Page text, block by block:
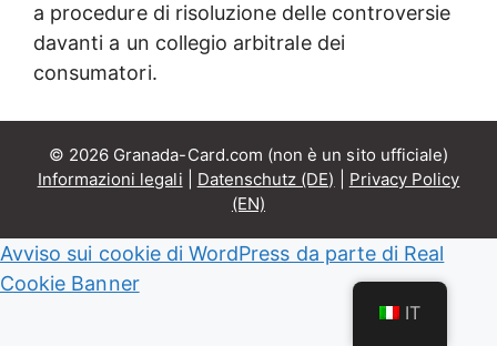
a procedure di risoluzione delle controversie
davanti a un collegio arbitrale dei
consumatori.
© 2026 Granada-Card.com (non è un sito ufficiale)
Informazioni legali
Datenschutz (DE)
Privacy Policy
(EN)
IT
Avviso sui cookie di WordPress da parte di Real
Cookie Banner